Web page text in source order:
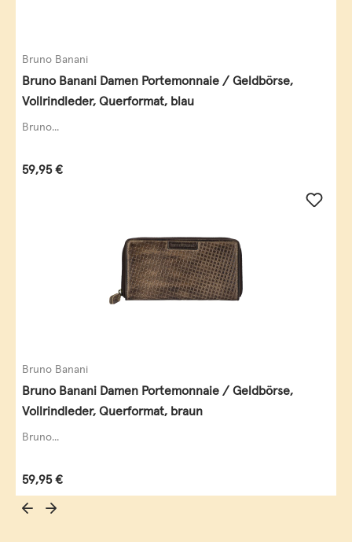
Bruno Banani
Bruno Banani Damen Portemonnaie / Geldbörse,
Vollrindleder, Querformat, blau
Bruno...
Regulärer Preis:
59,95 €
Bruno Banani
Bruno Banani Damen Portemonnaie / Geldbörse,
Vollrindleder, Querformat, braun
Bruno...
Regulärer Preis:
59,95 €